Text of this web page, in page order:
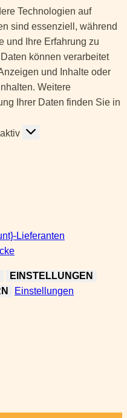
Technologien auf
sind essenziell, während
und Ihre Erfahrung zu
können verarbeitet
und Inhalte oder
Weitere
Ihrer Daten finden Sie in
Lieferanten
EINSTELLUNGEN
Einstellungen